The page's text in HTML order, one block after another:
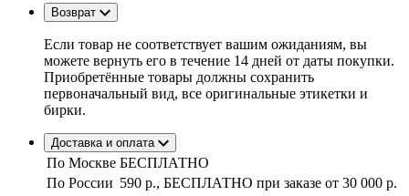
Возврат
Если товар не соответствует вашим ожиданиям, вы
можете вернуть его в течение 14 дней от даты покупки.
Приобретённые товары должны сохранить
первоначальный вид, все оригинальные этикетки и
бирки.
Доставка и оплата
По Москве БЕСПЛАТНО
По России 590 р., БЕСПЛАТНО при заказе от 30 000 р.